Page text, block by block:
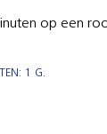
op een
1 G.